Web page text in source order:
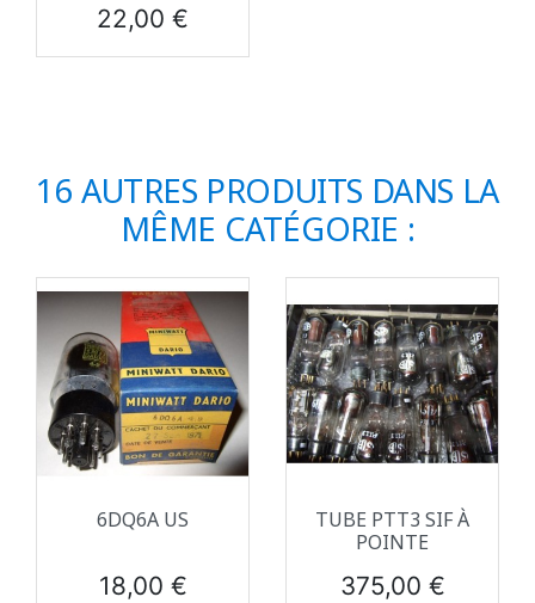
Prix
22,00 €
16 AUTRES PRODUITS DANS LA
MÊME CATÉGORIE :
6DQ6A US
Prix
18,00 €
TUBE PTT3 SIF À
POINTE
Prix
375,00 €